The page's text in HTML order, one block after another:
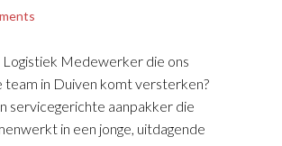
Logistiek Medewerker die ons
team in Duiven komt versterken?
servicegerichte aanpakker die
in een jonge, uitdagende